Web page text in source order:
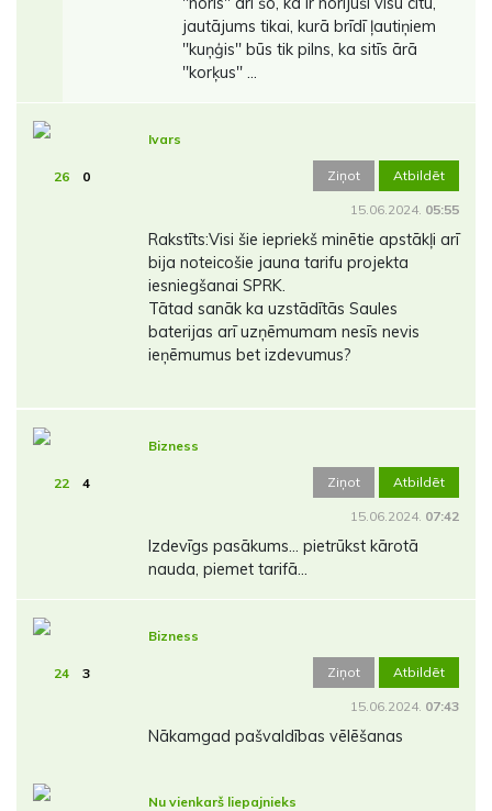
jautājums tikai, kurā brīdī ļautiņiem
''kuņģis'' būs tik pilns, ka sitīs ārā
''korķus'' ...
26 0
Ivars
Ziņot Atbildēt
15.06.2024. 05:55
Rakstīts:Visi šie iepriekš minētie apstākļi arī
bija noteicošie jauna tarifu projekta
iesniegšanai SPRK.
Tātad sanāk ka uzstādītās Saules
baterijas arī uzņēmumam nesīs nevis
ieņēmumus bet izdevumus?
22 4
Bizness
Ziņot Atbildēt
15.06.2024. 07:42
Izdevīgs pasākums... pietrūkst kārotā
nauda, piemet tarifā...
24 3
Bizness
Ziņot Atbildēt
15.06.2024. 07:43
Nākamgad pašvaldības vēlēšanas
Nu vienkarš liepajnieks